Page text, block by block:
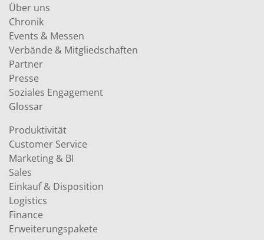
Über uns
Chronik
Events & Messen
Verbände & Mitgliedschaften
Partner
Presse
Soziales Engagement
Glossar
Produktivität
Customer Service
Marketing & BI
Sales
Einkauf & Disposition
Logistics
Finance
Erweiterungspakete